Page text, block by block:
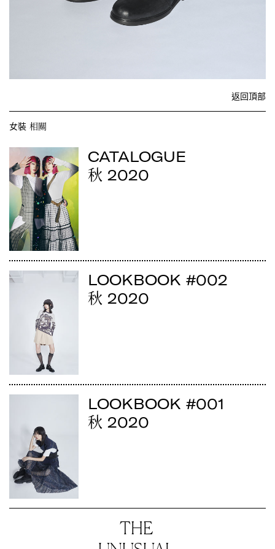
返回頂部
女裝 相關
CATALOGUE
秋 2020
LOOKBOOK #002
秋 2020
LOOKBOOK #001
秋 2020
THE